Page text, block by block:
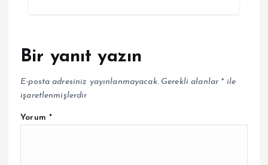
Bir yanıt yazın
E-posta adresiniz yayınlanmayacak. Gerekli alanlar *ile
işaretlenmişlerdir
Yorum *